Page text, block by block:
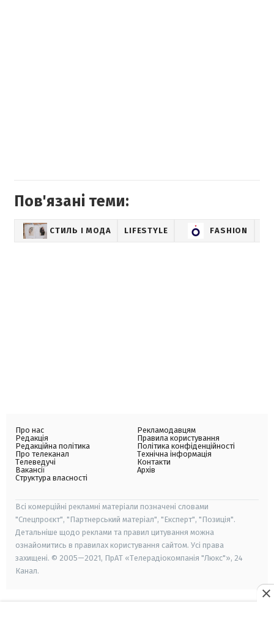
Пов'язані теми:
СТИЛЬ І МОДА LIFESTYLE FASHION
Про нас
Редакція
Редакційна політика
Про телеканал
Телеведучі
Вакансії
Структура власності
Рекламодавцям
Правила користування
Політика конфіденційності
Технічна інформація
Контакти
Архів
Всі комерційні рекламні матеріали позначені словами
"Спецпроєкт", "Партнерський матеріал", "Експерт", "Позиція".
Детальніше щодо реклами та правил цитування можна
ознайомитись в правилах користування сайтом. Усі права
захищені. © 2005—2021, ПрАТ «Телерадіокомпанія "Люкс"», 24
Канал.